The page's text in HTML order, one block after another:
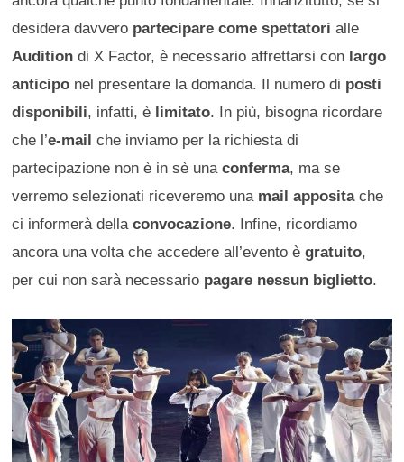
desidera davvero partecipare come spettatori alle
Audition di X Factor, è necessario affrettarsi con largo
anticipo nel presentare la domanda. Il numero di posti
disponibili, infatti, è limitato. In più, bisogna ricordare
che l’e-mail che inviamo per la richiesta di
partecipazione non è in sè unaconferma, ma se
verremo selezionati riceveremo una mail appositache
ci informerà dellaconvocazione. Infine, ricordiamo
ancora una volta che accedere all’evento ègratuito,
per cui non sarà necessario pagare nessun biglietto.